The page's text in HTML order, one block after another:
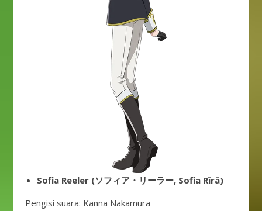
Sofia Reeler (ソフィア・リーラー, Sofia Rīrā)
Pengisi suara: Kanna Nakamura